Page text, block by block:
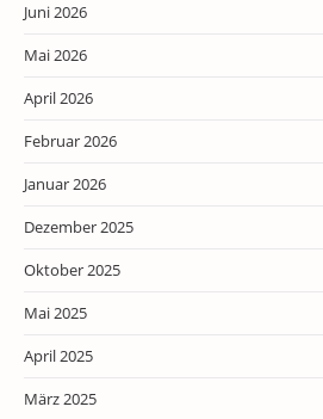
Juni 2026
Mai 2026
April 2026
Februar 2026
Januar 2026
Dezember 2025
Oktober 2025
Mai 2025
April 2025
März 2025